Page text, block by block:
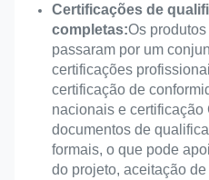
Certificações de
completas:Os
passaram por um
certificações
certificação de
nacionais e certificação
documentos de
formais, o que pode
do projeto, aceitação